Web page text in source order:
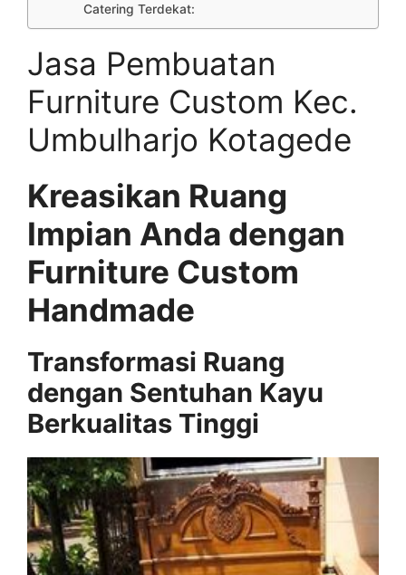
Catering Terdekat:
Jasa Pembuatan
Furniture Custom Kec.
Umbulharjo Kotagede
Kreasikan Ruang
Impian Anda dengan
Furniture Custom
Handmade
Transformasi Ruang
dengan Sentuhan Kayu
Berkualitas Tinggi